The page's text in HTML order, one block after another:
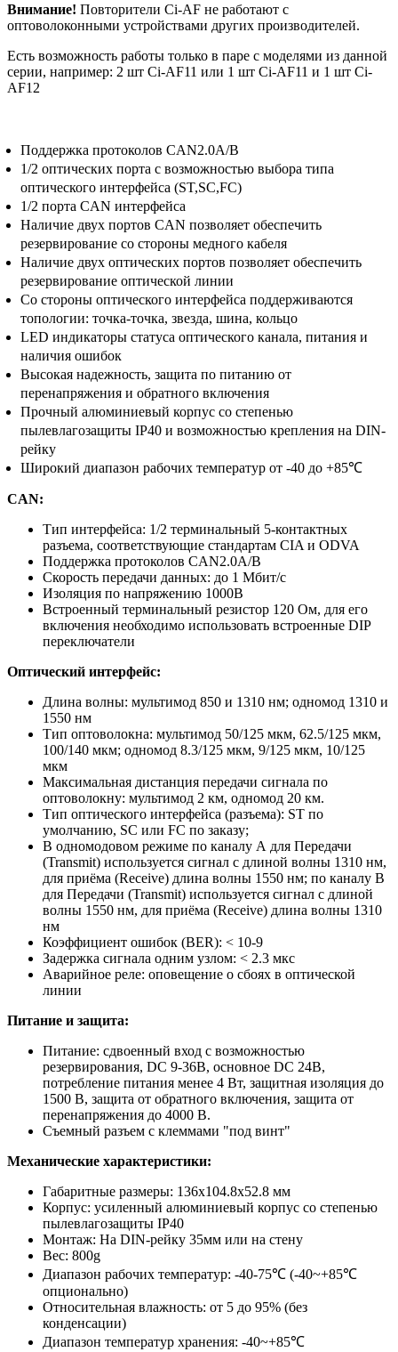
Внимание! Повторители Ci-AF не работают с
оптоволоконными устройствами других производителей.
Есть возможность работы только в паре с моделями из данной
серии, например: 2 шт Ci-AF11 или 1 шт Ci-AF11 и 1 шт Ci-
AF12
Поддержка протоколов CAN2.0A/B
1/2 оптических порта с возможностью выбора типа
оптического интерфейса (ST,SC,FC)
1/2 порта CAN интерфейса
Наличие двух портов CAN позволяет обеспечить
резервирование со стороны медного кабеля
Наличие двух оптических портов позволяет обеспечить
резервирование оптической линии
Со стороны оптического интерфейса поддерживаются
топологии: точка-точка, звезда, шина, кольцо
LED индикаторы статуса оптического канала, питания и
наличия ошибок
Высокая надежность, защита по питанию от
перенапряжения и обратного включения
Прочный алюминиевый корпус со степенью
пылевлагозащиты IP40 и возможностью крепления на DIN-
рейку
Широкий диапазон рабочих температур от -40 до +85℃
CAN:
Тип интерфейса: 1/2 терминальный 5-контактных
разъема, соответствующие стандартам CIA и ODVA
Поддержка протоколов CAN2.0A/B
Скорость передачи данных: до 1 Mбит/с
Изоляция по напряжению 1000В
Встроенный терминальный резистор 120 Ом, для его
включения необходимо использовать встроенные DIP
переключатели
Оптический интерфейс:
Длина волны: мультимод 850 и 1310 нм; одномод 1310 и
1550 нм
Тип оптоволокна: мультимод 50/125 мкм, 62.5/125 мкм,
100/140 мкм; одномод 8.3/125 мкм, 9/125 мкм, 10/125
мкм
Максимальная дистанция передачи сигнала по
оптоволокну: мультимод 2 км, одномод 20 км.
Тип оптического интерфейса (разъема): ST по
умолчанию, SC или FC по заказу;
В одномодовом режиме по каналу А для Передачи
(Transmit) используется сигнал с длиной волны 1310 нм,
для приёма (Receive) длина волны 1550 нм; по каналу B
для Передачи (Transmit) используется сигнал с длиной
волны 1550 нм, для приёма (Receive) длина волны 1310
нм
Коэффициент ошибок (BER): < 10-9
Задержка сигнала одним узлом: < 2.3 мкс
Аварийное реле: оповещение о сбоях в оптической
линии
Питание и защита:
Питание: сдвоенный вход с возможностью
резервирования, DC 9-36В, основное DC 24В,
потребление питания менее 4 Вт, защитная изоляция до
1500 В, защита от обратного включения, защита от
перенапряжения до 4000 В.
Съемный разъем с клеммами "под винт"
Механические характеристики:
Габаритные размеры: 136х104.8х52.8 мм
Корпус: усиленный алюминиевый корпус со степенью
пылевлагозащиты IP40
Монтаж: На DIN-рейку 35мм или на стену
Вес: 800g
Диапазон рабочих температур: -40-75℃ (-40~+85℃
опционально)
Относительная влажность: от 5 до 95% (без
конденсации)
Диапазон температур хранения: -40~+85℃